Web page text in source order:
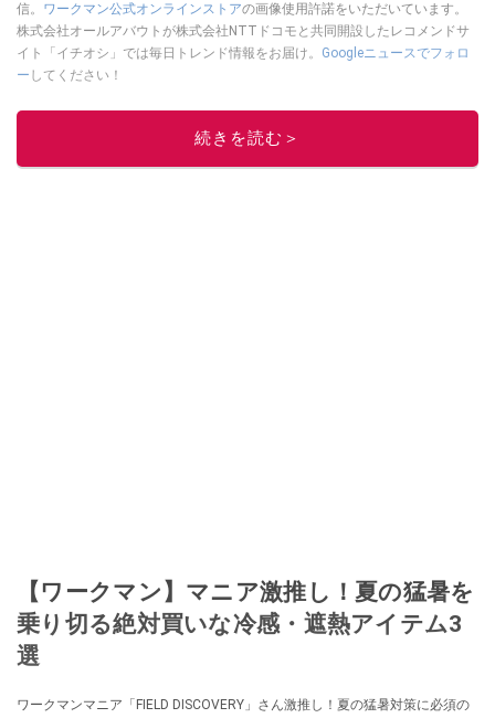
信。 ワークマン公式オンラインストアの画像使用許諾をいただいています。
株式会社オールアバウトが株式会社NTTドコモと共同開設したレコメンドサ
イト「イチオシ」では毎日トレンド情報をお届け。 Googleニュースでフォロ
ー してください！
このイチオシストの他の記事を読む
続きを読む＞
【ワークマン】マニア激推し！夏の猛暑を
乗り切る絶対買いな冷感・遮熱アイテム3
選
ワークマンマニア「FIELD DISCOVERY」さん激推し！夏の猛暑対策に必須の